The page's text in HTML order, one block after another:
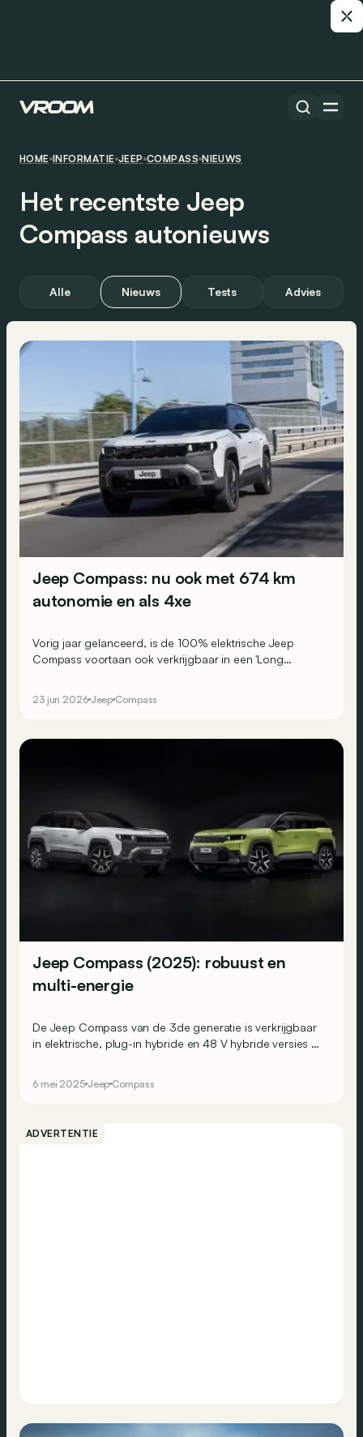
HOME INFORMATIE JEEP COMPASS NIEUWS
Het recentste Jeep
Compass autonieuws
Alle Nieuws Tests Advies
Jeep Compass: nu ook met 674 km
autonomie en als 4xe
Vorig jaar gelanceerd, is de 100% elektrische Jeep
Compass voortaan ook verkrijgbaar in een 'Long
23 jun 2026 Jeep Compass
Jeep Compass (2025): robuust en
multi-energie
De Jeep Compass van de 3de generatie is verkrijgbaar
in elektrische, plug-in hybride en 48 V hybride versies en
6 mei 2025 Jeep Compass
ADVERTENTIE